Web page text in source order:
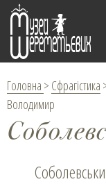
Головна > Сфрагістика
Володимир
Соболевський Володимир, земський підсудок